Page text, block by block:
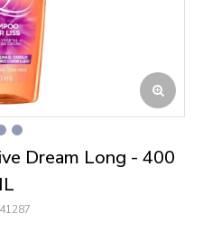
Dream Long - 400